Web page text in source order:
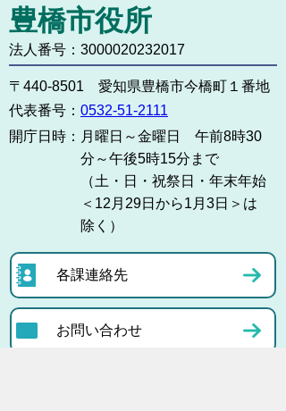
豊橋市役所
法人番号：3000020232017
〒440-8501 愛知県豊橋市今橋町１番地
代表番号： 0532-51-2111
開庁日時： 月曜日～金曜日 午前8時30
分～午後5時15分まで
（土・日・祝祭日・年末年始
＜12月29日から1月3日＞は
除く）
各課連絡先
お問い合わせ